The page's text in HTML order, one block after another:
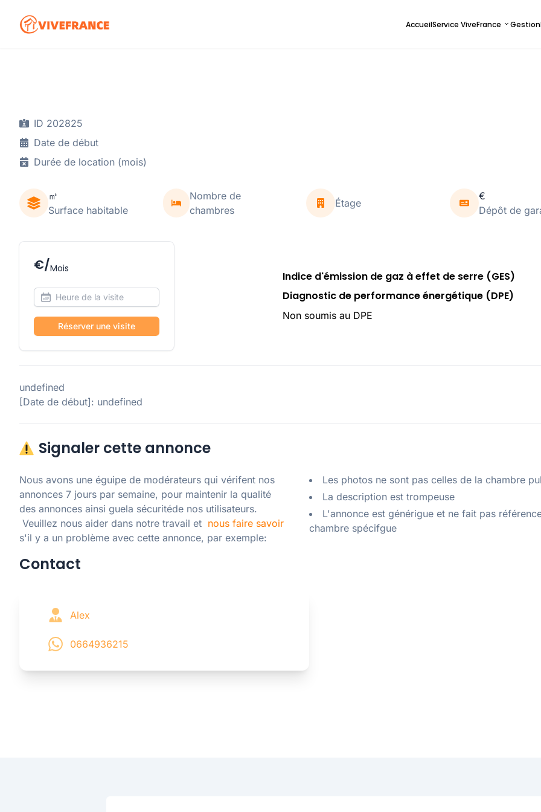
AccueilService ViveFrance Gestion
ID 202825
Date de début
Durée de location (mois)
㎡
Surface habitable
Nombre de
chambres
Étage
€
Dépôt de
€/Mois
Réserver une visite
Indice d'émission de gaz à effet de serre (GES)
Diagnostic de performance énergétique (DPE)
Non soumis au DPE
undefined
[Date de début]: undefined
Signaler cette annonce
Nous avons une éguipe de modérateurs qui vérifent nos
annonces 7 jours par semaine, pour maintenir la qualité
des annonces ainsi guela sécuritéde nos utilisateurs.
Veuillez nous aider dans notre travail et nous faire savoir
s'il y a un problème avec cette annonce, par exemple:
Les photos ne sont pas celles de la chambre
La description est trompeuse
L'annonce est générigue et ne fait pas
chambre spécifgue
Contact
Alex
0664936215